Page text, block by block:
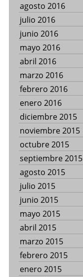
agosto 2016
julio 2016
junio 2016
mayo 2016
abril 2016
marzo 2016
febrero 2016
enero 2016
diciembre 2015
noviembre 2015
octubre 2015
septiembre 2015
agosto 2015
julio 2015
junio 2015
mayo 2015
abril 2015
marzo 2015
febrero 2015
enero 2015